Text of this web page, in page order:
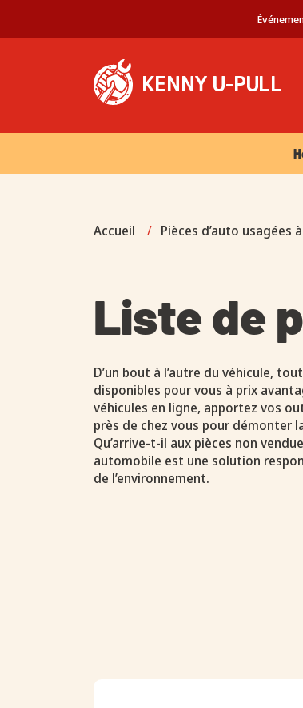
Accueil / Pièces d’auto usagées
Liste de
D’un bout à l’autre du véhicule,
disponibles pour vous à prix
véhicules en ligne, apportez vos
près de chez vous pour démonter
Qu’arrive-t-il aux pièces non
automobile est une solution
de l’environnement.